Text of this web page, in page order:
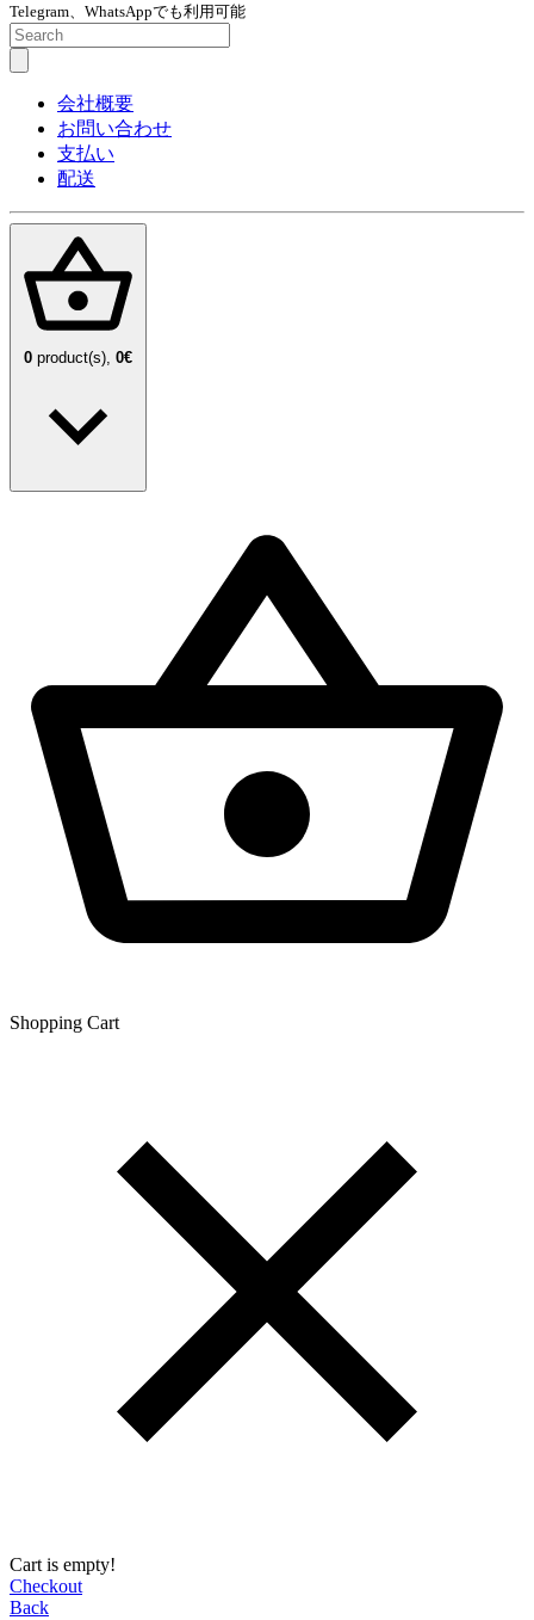
Telegram、WhatsAppでも利用可能
会社概要
お問い合わせ
支払い
配送
0 product(s), 0€
Shopping Сart
Cart is empty!
Checkout
Back